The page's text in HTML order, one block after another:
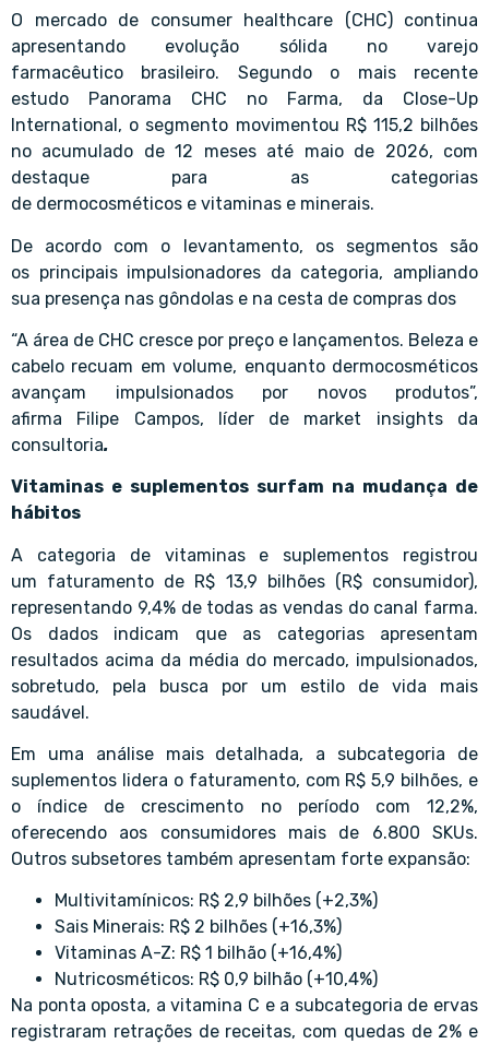
O mercado de consumer healthcare (CHC) continua
apresentando evolução sólida no varejo
farmacêutico brasileiro. Segundo o mais recente
estudo Panorama CHC no Farma, da Close-Up
International, o segmento movimentou R$ 115,2 bilhões
no acumulado de 12 meses até maio de 2026, com
destaque para as categorias
de dermocosméticos e vitaminas e minerais.
De acordo com o levantamento, os segmentos são
os principais impulsionadores da categoria, ampliando
sua presença nas gôndolas e na cesta de compras dos
“A área de CHC cresce por preço e lançamentos. Beleza e
cabelo recuam em volume, enquanto dermocosméticos
avançam impulsionados por novos produtos”,
afirma Filipe Campos, líder de market insights da
consultoria.
Vitaminas e suplementos surfam na mudança de
hábitos
A categoria de vitaminas e suplementos registrou
um faturamento de R$ 13,9 bilhões (R$ consumidor),
representando 9,4% de todas as vendas do canal farma.
Os dados indicam que as categorias apresentam
resultados acima da média do mercado, impulsionados,
sobretudo, pela busca por um estilo de vida mais
saudável.
Em uma análise mais detalhada, a subcategoria de
suplementos lidera o faturamento, com R$ 5,9 bilhões, e
o índice de crescimento no período com 12,2%,
oferecendo aos consumidores mais de 6.800 SKUs.
Outros subsetores também apresentam forte expansão:
Multivitamínicos: R$ 2,9 bilhões (+2,3%)
Sais Minerais: R$ 2 bilhões (+16,3%)
Vitaminas A-Z: R$ 1 bilhão (+16,4%)
Nutricosméticos: R$ 0,9 bilhão (+10,4%)
Na ponta oposta, a vitamina C e a subcategoria de ervas
registraram retrações de receitas, com quedas de 2% e